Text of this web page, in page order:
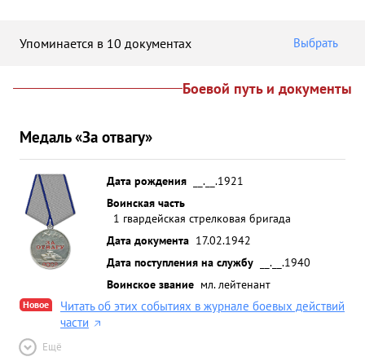
Упоминается в 10 документах Выбрать
Боевой путь и документы
Медаль «За отвагу»
Дата рождения
__.__.1921
Воинская часть
1 гвардейская стрелковая бригада
Дата документа 17.02.1942
Дата поступления на службу
__.__.1940
Воинское звание мл. лейтенант
Новое
Читать об этих событиях в журнале боевых действий
части
Ещё